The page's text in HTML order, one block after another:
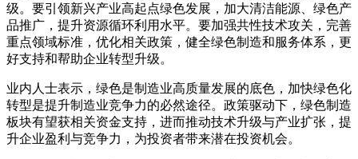
级。要引领新兴产业高起点绿色发展，加大清洁能源、绿色产
品推广，提升资源循环利用水平。要加强共性技术攻关，完善
重点领域标准，优化相关政策，健全绿色制造和服务体系，更
好支持和帮助企业转型升级。
业内人士表示，绿色是制造业高质量发展的底色，加快绿色化
转型是提升制造业竞争力的必然途径。政策驱动下，绿色制造
板块有望获相关资金支持，进而推动技术升级与产业扩张，提
升企业盈利与竞争力，为投资者带来潜在投资机会。